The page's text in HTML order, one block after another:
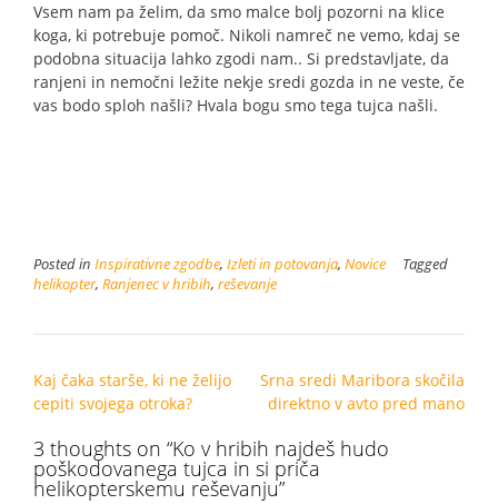
Vsem nam pa želim, da smo malce bolj pozorni na klice
koga, ki potrebuje pomoč. Nikoli namreč ne vemo, kdaj se
podobna situacija lahko zgodi nam.. Si predstavljate, da
ranjeni in nemočni ležite nekje sredi gozda in ne veste, če
vas bodo sploh našli? Hvala bogu smo tega tujca našli.
Posted in Inspirativne zgodbe, Izleti in potovanja, Novice
Tagged
helikopter, Ranjenec v hribih, reševanje
Post
navigation
Kaj čaka starše, ki ne želijo
cepiti svojega otroka?
Srna sredi Maribora skočila
direktno v avto pred mano
3 thoughts on “Ko v hribih najdeš hudo
poškodovanega tujca in si priča
helikopterskemu reševanju”